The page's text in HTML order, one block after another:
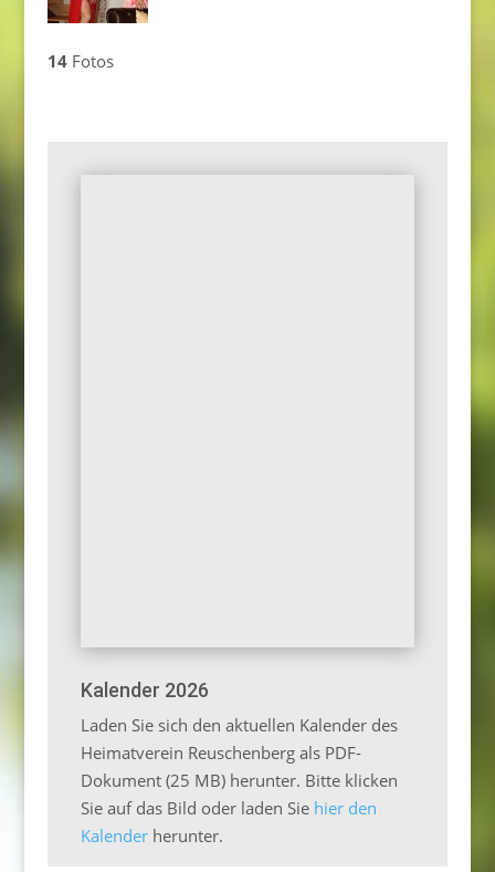
14Fotos
Kalender 2026
Laden Sie sich den aktuellen Kalender des
Heimatverein Reuschenberg als PDF-
Dokument (25 MB) herunter. Bitte klicken
Sie auf das Bild oder laden Sie hier den
Kalenderherunter.